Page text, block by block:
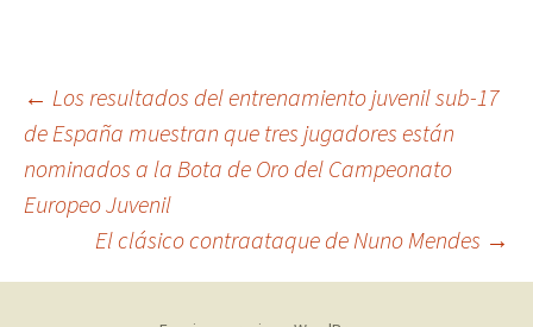
Navegación
de
entradas
← Los resultados del entrenamiento juvenil sub-17
de España muestran que tres jugadores están
nominados a la Bota de Oro del Campeonato
Europeo Juvenil
El clásico contraataque de Nuno Mendes →